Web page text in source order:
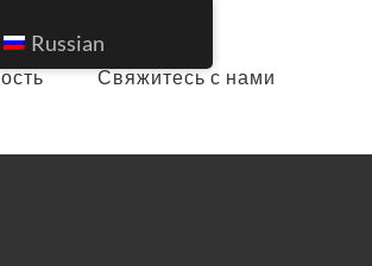
Свяжитесь с нами
Russian